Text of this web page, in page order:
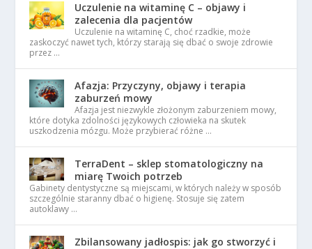
Uczulenie na witaminę C – objawy i
zalecenia dla pacjentów
Uczulenie na witaminę C, choć rzadkie, może
zaskoczyć nawet tych, którzy starają się dbać o swoje zdrowie
przez …
Afazja: Przyczyny, objawy i terapia
zaburzeń mowy
Afazja jest niezwykle złożonym zaburzeniem mowy,
które dotyka zdolności językowych człowieka na skutek
uszkodzenia mózgu. Może przybierać różne …
TerraDent – sklep stomatologiczny na
miarę Twoich potrzeb
Gabinety dentystyczne są miejscami, w których należy w sposób
szczególnie staranny dbać o higienę. Stosuje się zatem
autoklawy …
Zbilansowany jadłospis: jak go stworzyć i